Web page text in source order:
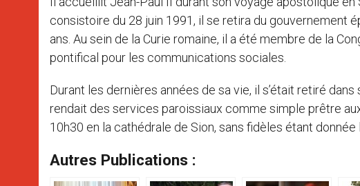
consistoire du 28 juin 1991, il se retira du gouvernement
ans. Au sein de la Curie romaine, il a été membre de la
pontifical pour les communications sociales.
Durant les dernières années de sa vie, il s’était retiré
rendait des services paroissiaux comme simple prêtre
10h30 en la cathédrale de Sion, sans fidèles étant donnée
Autres Publications :